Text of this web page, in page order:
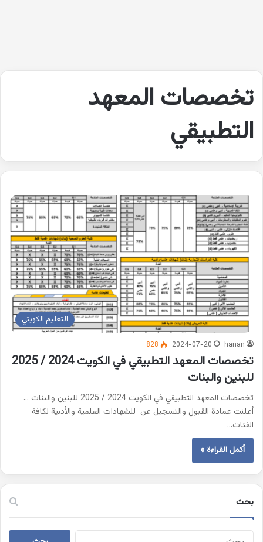
تخصصات المعهد
التطبيقي
التعليم الكويتي
hanan
2024-07-20
828
تخصصات المعهد التطبيقي في الكويت 2024 / 2025
للبنين والبنات
تخصصات المعهد التطبيقي في الكويت 2024 / 2025 للبنين والبنات …
أعلنت عمادة القبول والتسجيل عن للشهادات العلمية والأدبية لكافة
الفئات…
أكمل القراءة »
بحث
البحث